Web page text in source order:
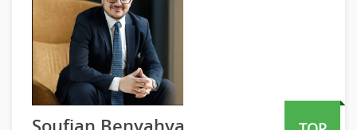
Vertriebsmarketing
Human Resources
Personal Leitung, Teamleitung
rec2rec
Recruiting, Personalmarketing
Telekommunikation
Textilien & Bekleidung
Transport & Logistik
Unternehmensberatung
Versicherungen